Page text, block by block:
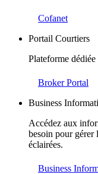
Cofanet
Portail Courtiers
Plateforme
Broker Portal
Business
Accédez aux
besoin pour gérer
éclairées.
Business